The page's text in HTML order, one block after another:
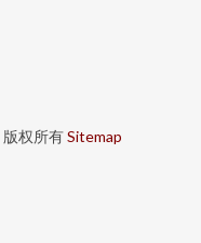
版权所有Sitemap